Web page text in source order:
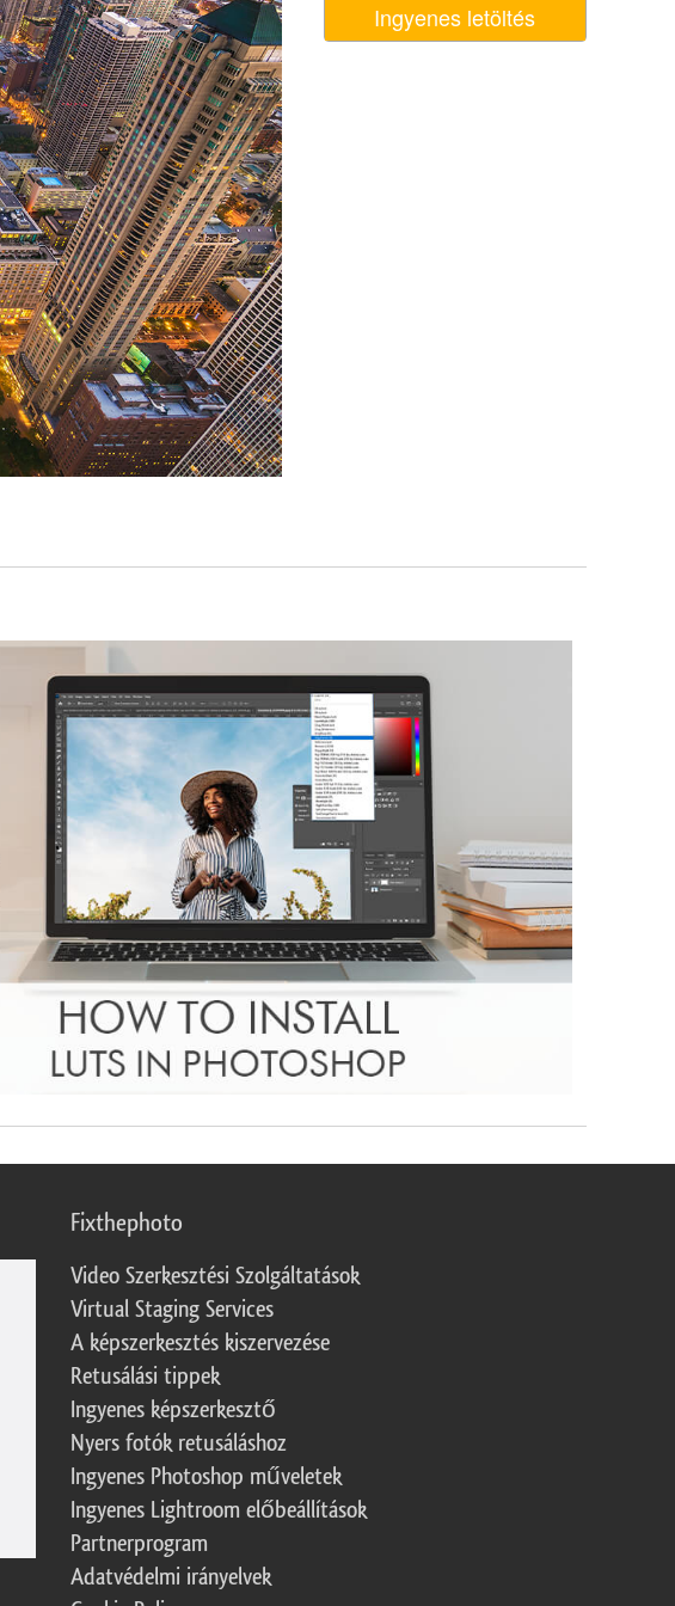
AI Képzési Adatok Video Editing ServicesIngyenes letöltés
Fixthephoto
Video Szerkesztési Szolgáltatások
Virtual Staging Services
A képszerkesztés kiszervezése
Retusálási tippek
Ingyenes képszerkesztő
Nyers fotók retusáláshoz
Ingyenes Photoshop műveletek
Ingyenes Lightroom előbeállítások
Partnerprogram
Adatvédelmi irányelvek